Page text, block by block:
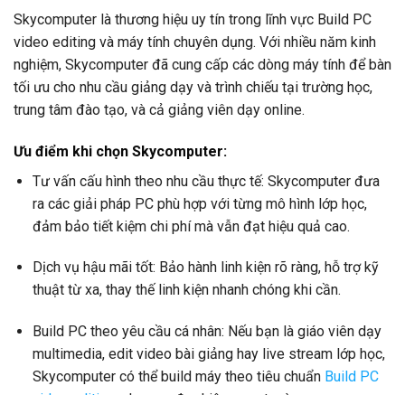
Skycomputer là thương hiệu uy tín trong lĩnh vực Build PC
video editing và máy tính chuyên dụng. Với nhiều năm kinh
nghiệm, Skycomputer đã cung cấp các dòng máy tính để bàn
tối ưu cho nhu cầu giảng dạy và trình chiếu tại trường học,
trung tâm đào tạo, và cả giảng viên dạy online.
Ưu điểm khi chọn Skycomputer:
Tư vấn cấu hình theo nhu cầu thực tế: Skycomputer đưa
ra các giải pháp PC phù hợp với từng mô hình lớp học,
đảm bảo tiết kiệm chi phí mà vẫn đạt hiệu quả cao.
Dịch vụ hậu mãi tốt: Bảo hành linh kiện rõ ràng, hỗ trợ kỹ
thuật từ xa, thay thế linh kiện nhanh chóng khi cần.
Build PC theo yêu cầu cá nhân: Nếu bạn là giáo viên dạy
multimedia, edit video bài giảng hay live stream lớp học,
Skycomputer có thể build máy theo tiêu chuẩn Build PC